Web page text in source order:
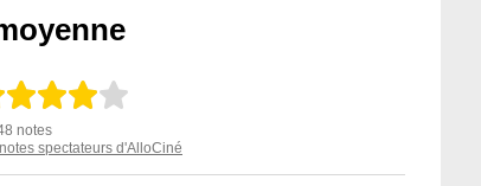
notes
spectateurs d'AlloCiné